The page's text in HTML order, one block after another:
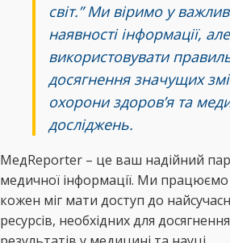
світ.” Ми віримо у
наявності інформації,
використовувати
досягнення значущих
охорони здоров’я та
досліджень.
МедReporter – це ваш надійний
медичної інформації. Ми
кожен міг мати доступ до
ресурсів, необхідних для